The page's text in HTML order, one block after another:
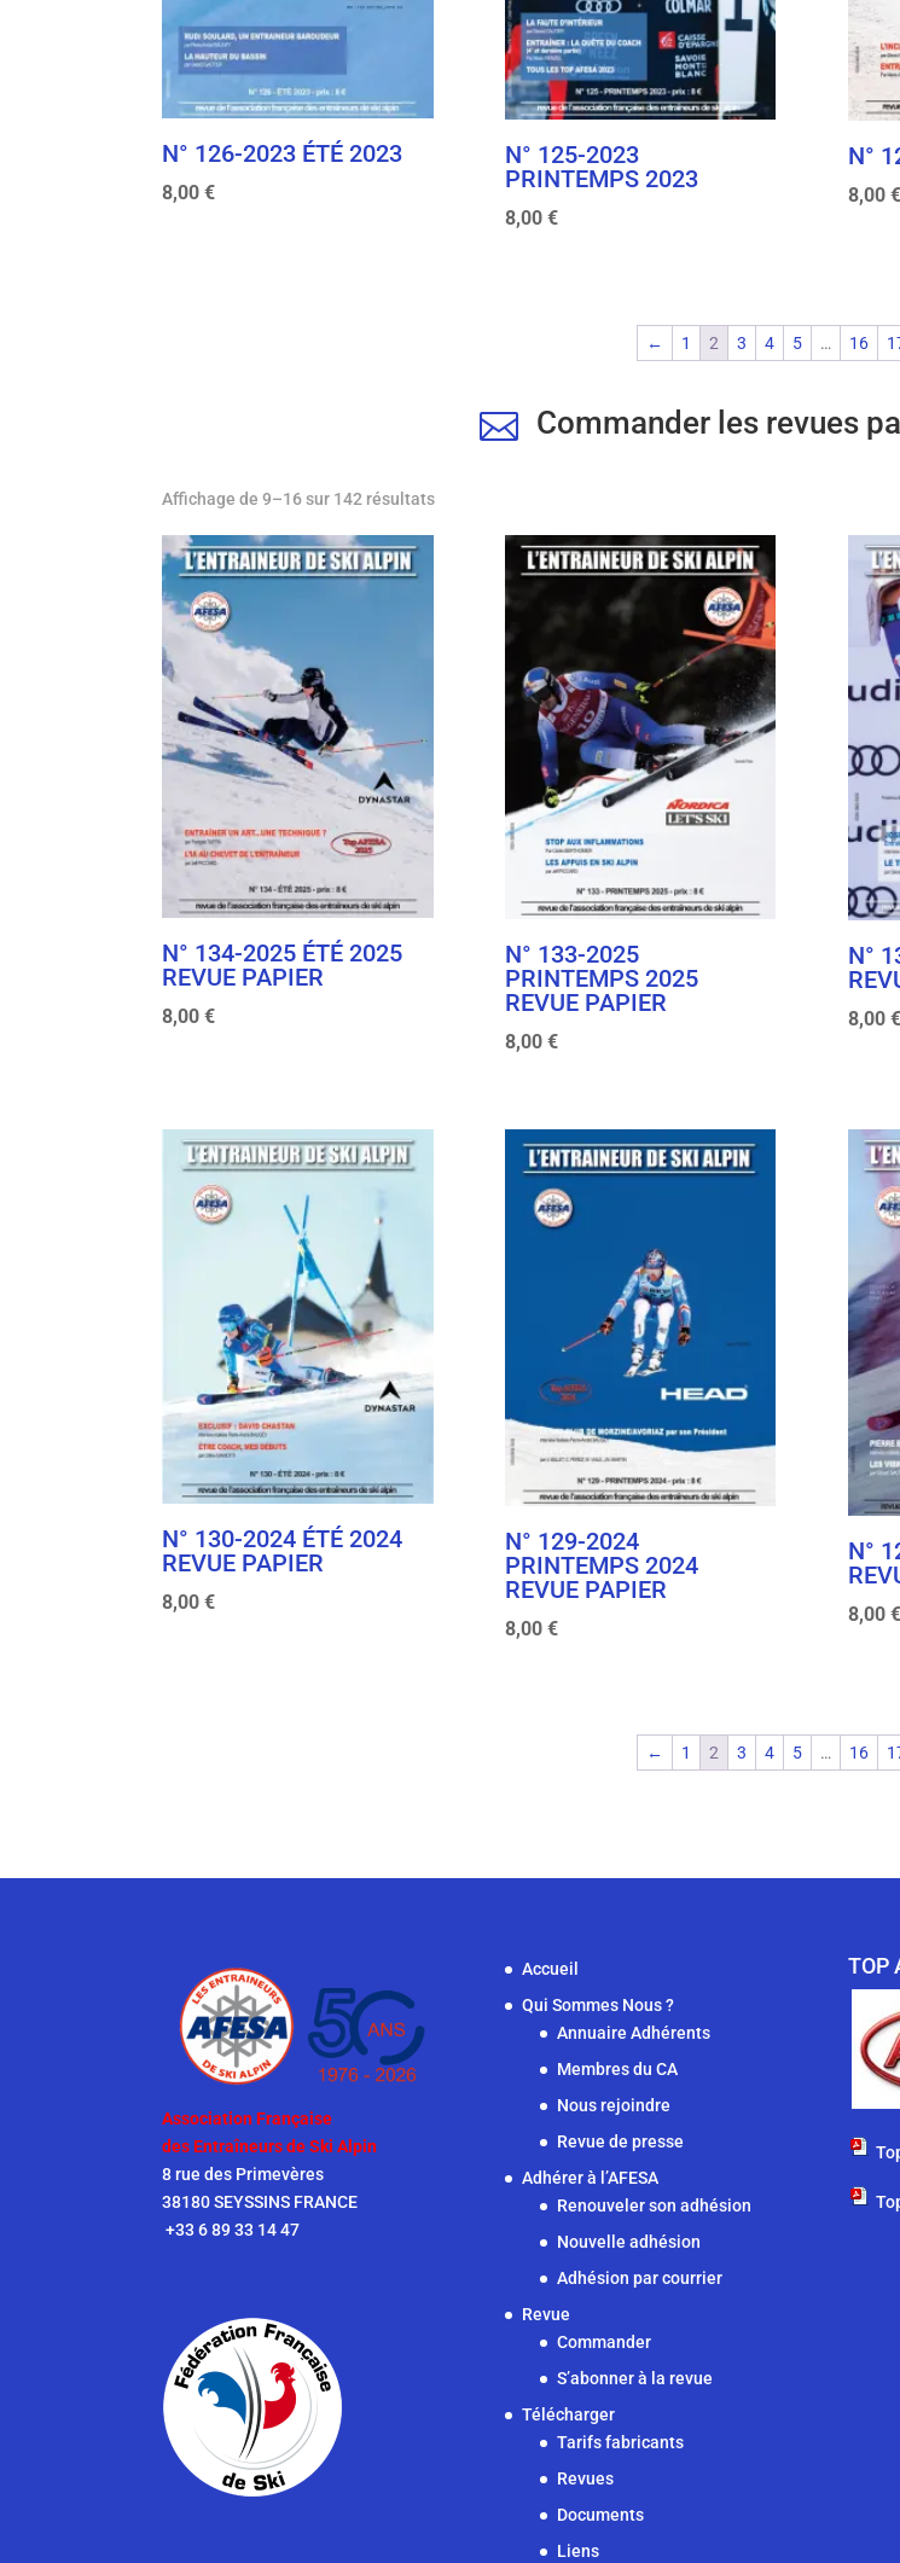
N° 126-2023 ÉTÉ 2023
8,00€
N° 125-2023
PRINTEMPS 2023
8,00 €
N°
8,00 €
← 1 2 3 4 5 … 16
 Commander les revues
Affichage de 9–16 sur 142 résultatsTrié
décroissant
N° 134-2025 ÉTÉ 2025
REVUE PAPIER
8,00€
N° 133-2025
PRINTEMPS 2025
REVUE PAPIER
8,00 €
N°
8,00 €
N° 130-2024 ÉTÉ 2024
REVUE PAPIER
8,00€
N° 129-2024
PRINTEMPS 2024
REVUE PAPIER
8,00 €
N°
8,00 €
← 1 2 3 4 5 … 16
Association Française
des Entraîneurs de Ski Alpin
8 rue des Primevères
38180 SEYSSINS FRANCE
+33 6 89 33 14 47
Accueil
Qui Sommes Nous ?
Annuaire Adhérents
Membres du CA
Nous rejoindre
Revue de presse
Adhérer à l’AFESA
Renouveler son adhésion
Nouvelle adhésion
Adhésion par courrier
Revue
Commander
S’abonner à la revue
Télécharger
Tarifs fabricants
Revues
Documents
Liens
TOP